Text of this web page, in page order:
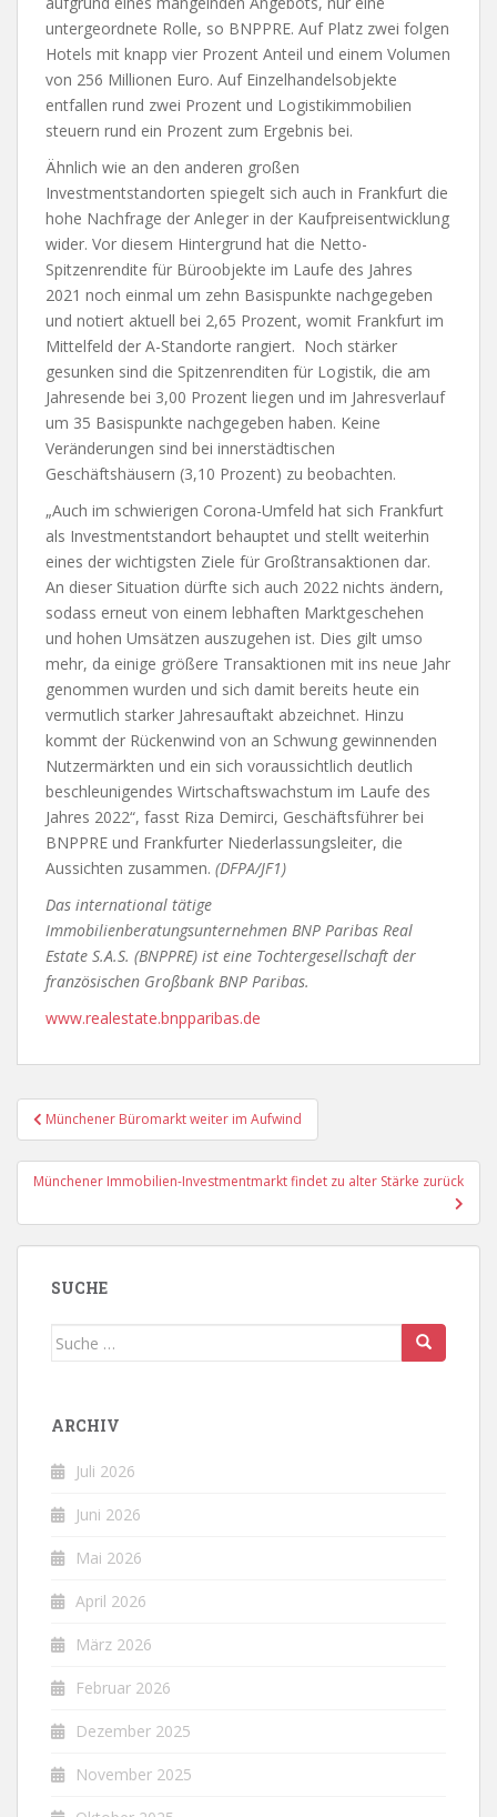
untergeordnete Rolle, so BNPPRE. Auf Platz zwei folgen
Hotels mit knapp vier Prozent Anteil und einem Volumen
von 256 Millionen Euro. Auf Einzelhandelsobjekte
entfallen rund zwei Prozent und Logistikimmobilien
steuern rund ein Prozent zum Ergebnis bei.
Ähnlich wie an den anderen großen
Investmentstandorten spiegelt sich auch in Frankfurt die
hohe Nachfrage der Anleger in der Kaufpreisentwicklung
wider. Vor diesem Hintergrund hat die Netto-
Spitzenrendite für Büroobjekte im Laufe des Jahres
2021 noch einmal um zehn Basispunkte nachgegeben
und notiert aktuell bei 2,65 Prozent, womit Frankfurt im
Mittelfeld der A-Standorte rangiert. Noch stärker
gesunken sind die Spitzenrenditen für Logistik, die am
Jahresende bei 3,00 Prozent liegen und im Jahresverlauf
um 35 Basispunkte nachgegeben haben. Keine
Veränderungen sind bei innerstädtischen
Geschäftshäusern (3,10 Prozent) zu beobachten.
„Auch im schwierigen Corona-Umfeld hat sich Frankfurt
als Investmentstandort behauptet und stellt weiterhin
eines der wichtigsten Ziele für Großtransaktionen dar.
An dieser Situation dürfte sich auch 2022 nichts ändern,
sodass erneut von einem lebhaften Marktgeschehen
und hohen Umsätzen auszugehen ist. Dies gilt umso
mehr, da einige größere Transaktionen mit ins neue Jahr
genommen wurden und sich damit bereits heute ein
vermutlich starker Jahresauftakt abzeichnet. Hinzu
kommt der Rückenwind von an Schwung gewinnenden
Nutzermärkten und ein sich voraussichtlich deutlich
beschleunigendes Wirtschaftswachstum im Laufe des
Jahres 2022“, fasst Riza Demirci, Geschäftsführer bei
BNPPRE und Frankfurter Niederlassungsleiter, die
Aussichten zusammen. (DFPA/JF1)
Das international tätige
Immobilienberatungsunternehmen BNP Paribas Real
Estate S.A.S. (BNPPRE) ist eine Tochtergesellschaft der
französischen Großbank BNP Paribas.
www.realestate.bnpparibas.de
Beitragsnavigation
Münchener Büromarkt weiter im Aufwind
Münchener Immobilien-Investmentmarkt findet zu alter Stärke zurück
SUCHE
Suche
ARCHIV
Juli 2026
Juni 2026
Mai 2026
April 2026
März 2026
Februar 2026
Dezember 2025
November 2025